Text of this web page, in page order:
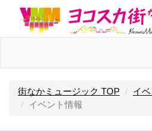
街なかミュージック TOP
イ
イベント情報